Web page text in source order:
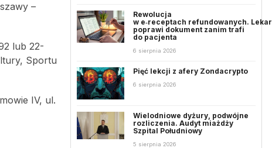
–
lub 22-
Sportu
IV, ul.
Rewolucja
w e‑receptach refundowanych.
poprawi dokument zanim trafi
do pacjenta
6 sierpnia 2026
Pięć lekcji z afery Zondacrypto
6 sierpnia 2026
Wielodniowe dyżury, podwójne
rozliczenia. Audyt miażdży
Szpital Południowy
5 sierpnia 2026